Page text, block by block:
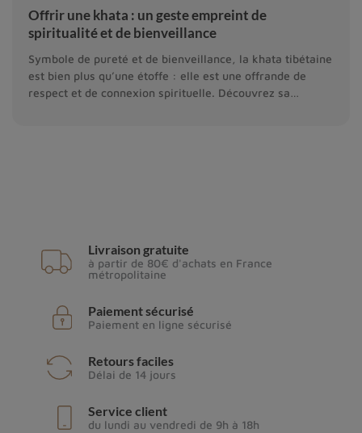
Offrir une khata : un geste empreint de
spiritualité et de bienveillance
Symbole de pureté et de bienveillance, la khata tibétaine
est bien plus qu’une étoffe : elle est une offrande de
respect et de connexion spirituelle. Découvrez sa
Livraison gratuite
à partir de 80€ d'achats en France
métropolitaine
Paiement sécurisé
Paiement en ligne sécurisé
Retours faciles
Délai de 14 jours
Service client
du lundi au vendredi de 9h à 18h